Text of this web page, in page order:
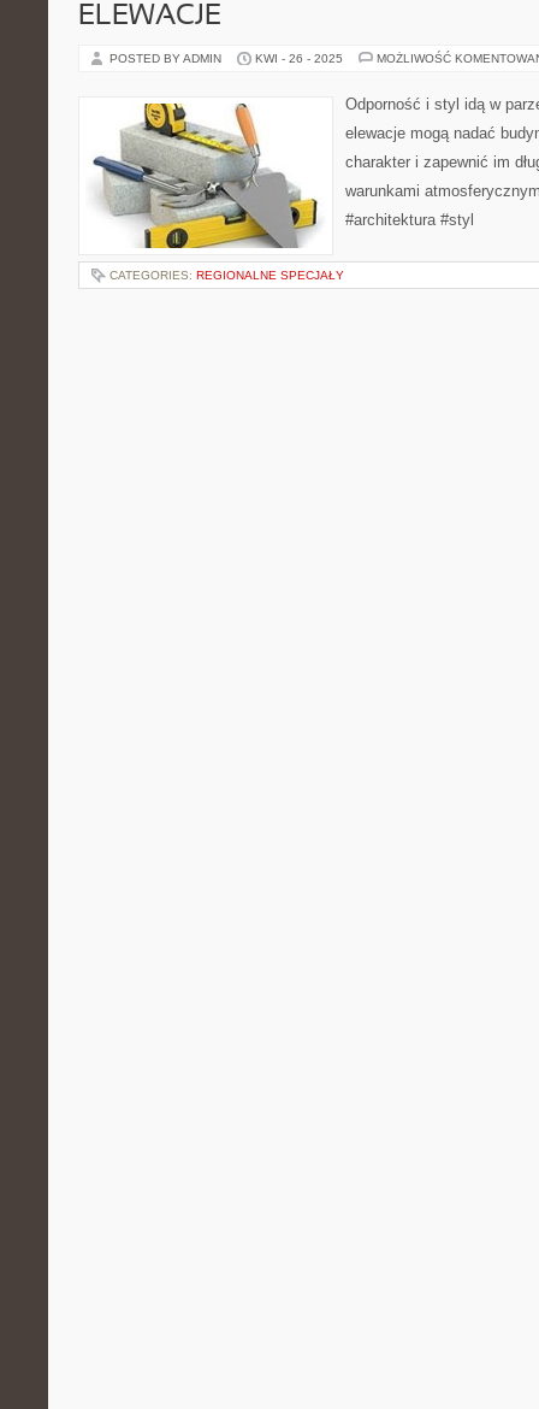
ELEWACJE
POSTED BY ADMIN KWI - 26 - 2025 MOŻLIWOŚĆ
Odporność i styl idą w
elewacje mogą nadać
charakter i zapewnić im
warunkami
#architektura #styl
CATEGORIES: REGIONALNE SPECJAŁY